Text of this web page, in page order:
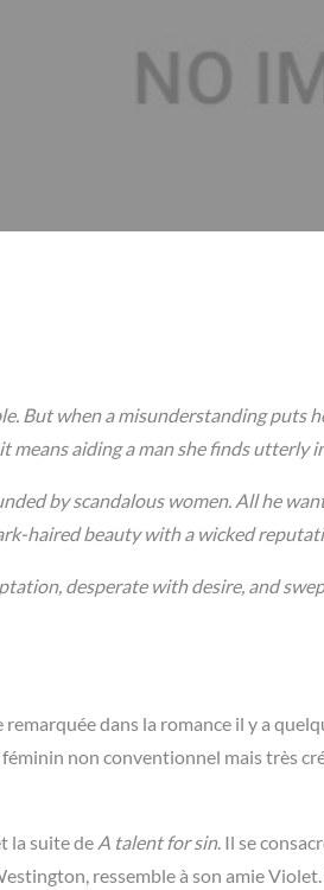
But when a misunderstanding puts
means aiding a man she finds utterly
by scandalous women. All he
haired beauty with a wicked
desperate with desire, and
dans la romance il y a
non conventionnel mais très
la suite de A talent for sin. Il se
ressemble à son amie